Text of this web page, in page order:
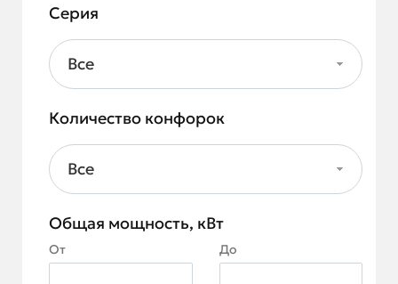
Серия
Все
Количество конфорок
Все
Общая мощность, кВт
От До